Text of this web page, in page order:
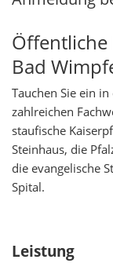
Öffentliche
Bad
Tauchen Sie ein
zahlreichen
staufische
Steinhaus, die
die evangelische
Spital.
Leistung